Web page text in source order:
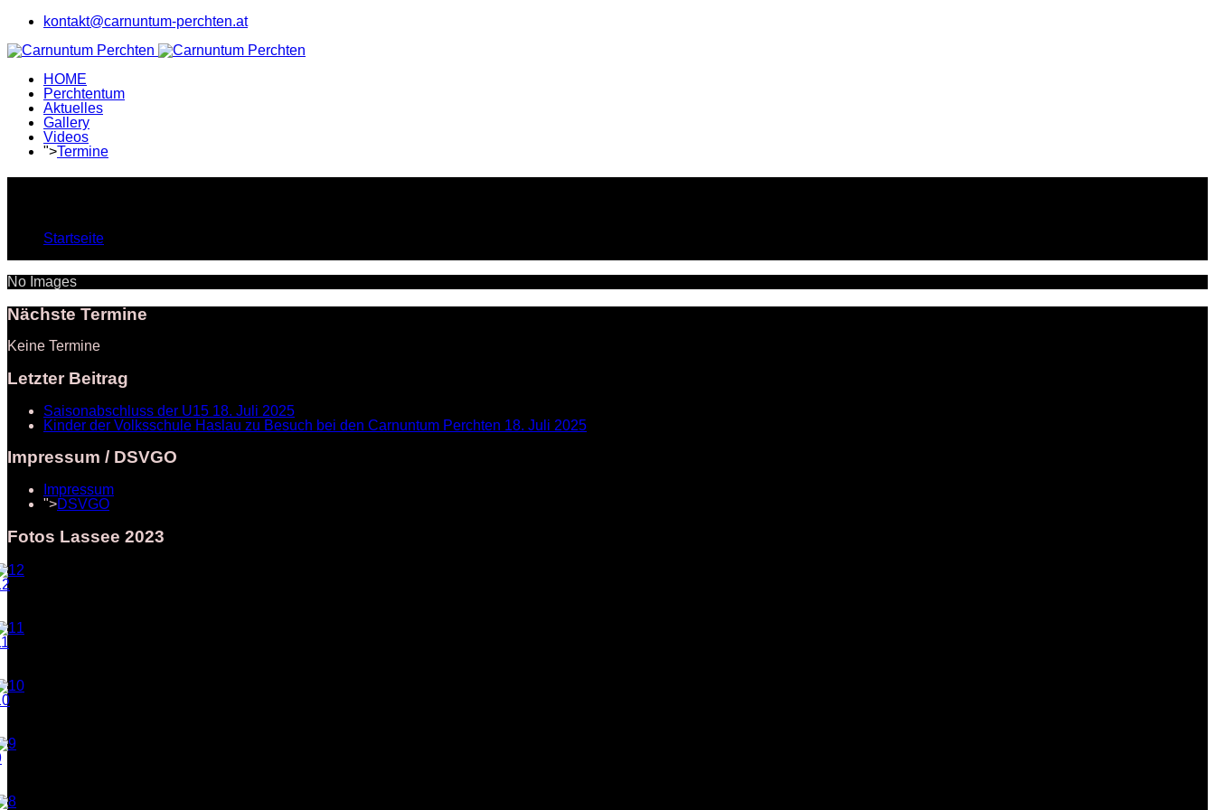
kontakt@carnuntum-perchten.at
HOME
Perchtentum
Aktuelles
Gallery
Videos
">Termine
Startseite
No Images
Nächste Termine
Keine Termine
Letzter Beitrag
Saisonabschluss der U15 18. Juli 2025
Kinder der Volksschule Haslau zu Besuch bei den Carnuntum Perchten 18. Juli 2025
Impressum / DSVGO
Impressum
">DSVGO
Fotos Lassee 2023